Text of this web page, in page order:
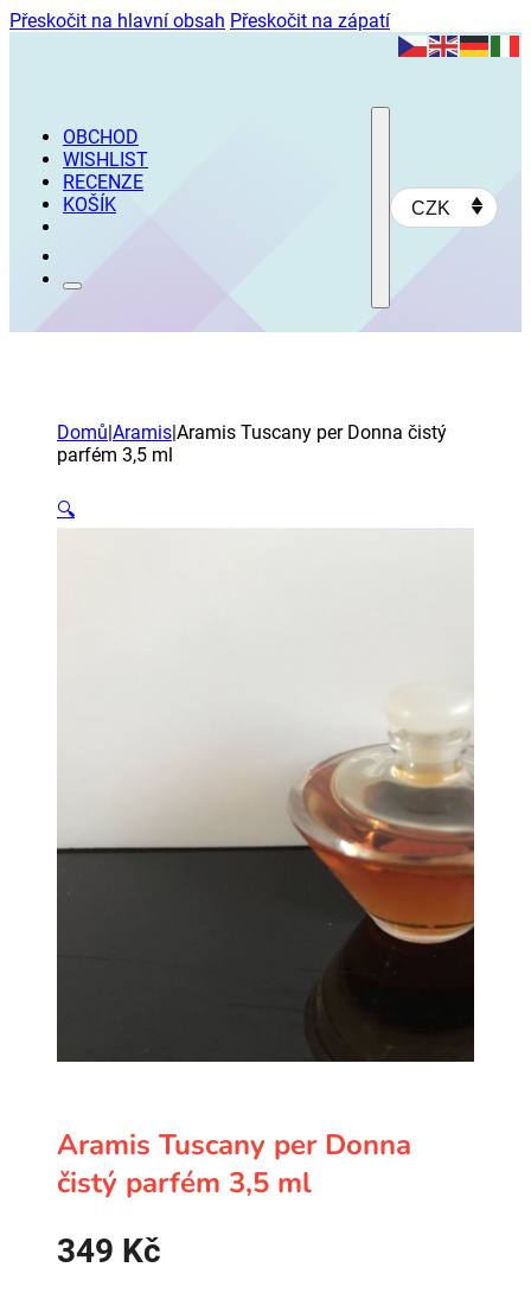
Přeskočit na hlavní obsah Přeskočit na zápatí
OBCHOD
WISHLIST
RECENZE
KOŠÍK
CZK
Domů|Aramis|Aramis Tuscany per Donna čistý
parfém 3,5 ml
🔍
Aramis Tuscany per Donna
čistý parfém 3,5 ml
349 Kč